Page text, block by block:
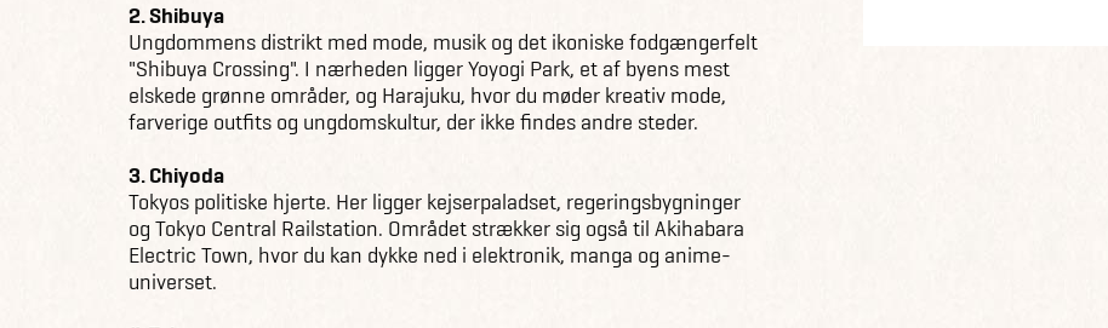
2. Shibuya
Ungdommens distrikt med mode, musik og det ikoniske fodgængerfelt
"Shibuya Crossing". I nærheden ligger Yoyogi Park, et af byens mest
elskede grønne områder, og Harajuku, hvor du møder kreativ mode,
farverige outfits og ungdomskultur, der ikke findes andre steder.
3. Chiyoda
Tokyos politiske hjerte. Her ligger kejserpaladset, regeringsbygninger
og Tokyo Central Railstation. Området strækker sig også til Akihabara
Electric Town, hvor du kan dykke ned i elektronik, manga og anime-
universet.